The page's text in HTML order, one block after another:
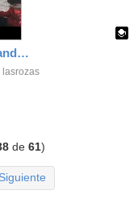
Inmersión inglés 6º_Practicando_CEIP FDLR_Las Rozas
lasrozas
de61)
Siguiente